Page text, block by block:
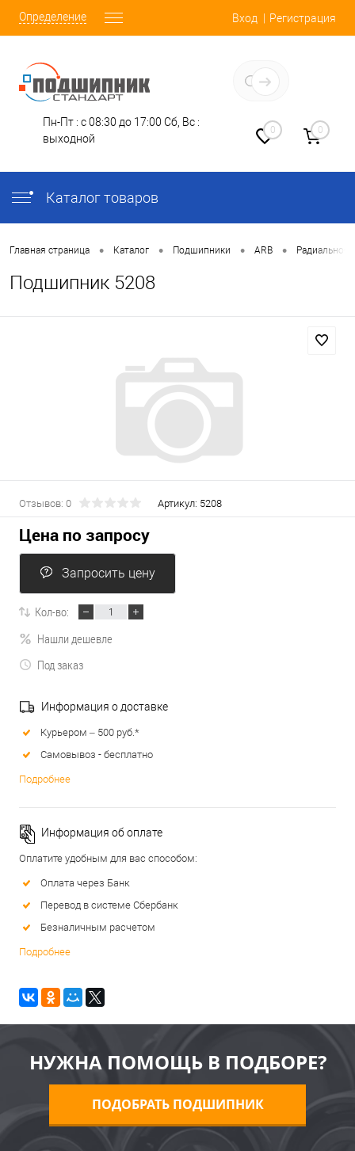
Определение Вход Регистрация
Пн-Пт : с 08:30 до 17:00 Сб, Вс :
выходной
0 0
Каталог товаров
Главная страница • Каталог • Подшипники • ARB • Радиально-
Подшипник 5208
Отзывов: 0 Артикул: 5208
Цена по запросу
Запросить цену
Кол-во:
Нашли дешевле
Под заказ
Информация о доставке
Курьером – 500 руб.*
Самовывоз - бесплатно
Подробнее
Информация об оплате
Оплатите удобным для вас способом:
Оплата через Банк
Перевод в системе Сбербанк
Безналичным расчетом
Подробнее
НУЖНА ПОМОЩЬ В ПОДБОРЕ?
ПОДОБРАТЬ ПОДШИПНИК